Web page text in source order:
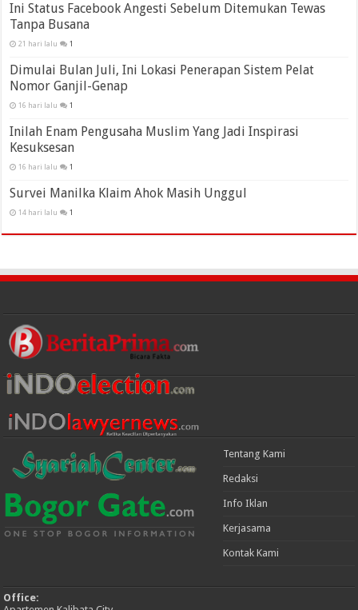
Ini Status Facebook Angesti Sebelum Ditemukan Tewas
Tanpa Busana
21 hari lalu 1
Dimulai Bulan Juli, Ini Lokasi Penerapan Sistem Pelat
Nomor Ganjil-Genap
16 hari lalu 1
Inilah Enam Pengusaha Muslim Yang Jadi Inspirasi
Kesuksesan
16 hari lalu 1
Survei Manilka Klaim Ahok Masih Unggul
14 hari lalu 1
Tentang Kami
Redaksi
Info Iklan
Kerjasama
Kontak Kami
Office: